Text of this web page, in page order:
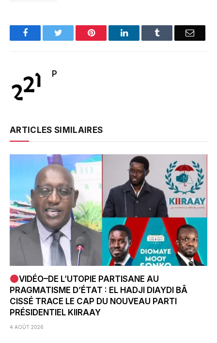
FacebookTwitter Pinterest LinkedInTumblr Email
P
ARTICLES SIMILAIRES
VIDÉO–DE L’UTOPIE PARTISANE AU
PRAGMATISME D’ÉTAT : EL HADJI DIAYDI BÂ
CISSÉ TRACE LE CAP DU NOUVEAU PARTI
PRÉSIDENTIEL KIIRAAY
4 AOÛT 2026